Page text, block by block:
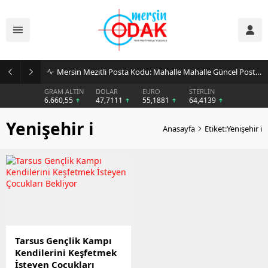
Mersin Mezitli Posta Kodu: Mahalle Mahalle Güncel Posta Kodu Rehberi
GRAM ALTIN
6.660,55
DOLAR
47,7111
EURO
55,1881
STERLİN
64,4139
Yenişehir i Anasayfa Etiket:Yenişehir i
Tarsus Gençlik Kampı
Kendilerini Keşfetmek
İsteyen Çocukları